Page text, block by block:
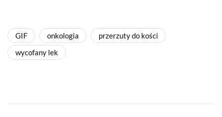
GIF onkologia
przerzuty do kości
wycofany lek